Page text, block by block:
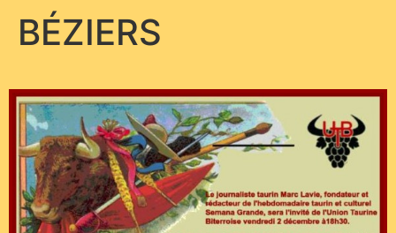
BÉZIERS